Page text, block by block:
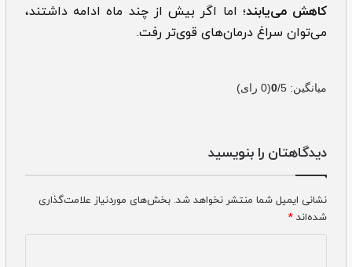
کاهش می‌یابند؛ اما اگر بیش از چند ماه ادامه داشتند،
می‌توان سراغ درمان‌های قوی‌تر رفت.
میانگین: 0/5
(
0 رای)
دیدگاهتان را بنویسید
نشانی ایمیل شما منتشر نخواهد شد. بخش‌های موردنیاز علامت‌گذاری
شده‌اند *